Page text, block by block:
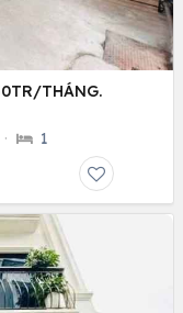
THÁNG.
· 1